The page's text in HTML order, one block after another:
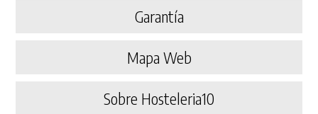
Garantía
Mapa Web
Sobre Hosteleria10